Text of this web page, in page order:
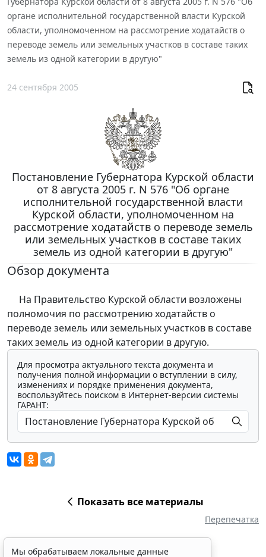
органе исполнительной государственной власти Курской
области, уполномоченном на рассмотрение ходатайств о
переводе земель или земельных участков в составе таких
земель из одной категории в другую"
24 сентября 2005
Постановление Губернатора Курской области
от 8 августа 2005 г. N 576 "Об органе
исполнительной государственной власти
Курской области, уполномоченном на
рассмотрение ходатайств о переводе земель
или земельных участков в составе таких
земель из одной категории в другую"
Обзор документа
На Правительство Курской области возложены
полномочия по рассмотрению ходатайств о
переводе земель или земельных участков в составе
таких земель из одной категории в другую.
Для просмотра актуального текста документа и
получения полной информации о вступлении в силу,
изменениях и порядке применения документа,
воспользуйтесь поиском в Интернет-версии системы
ГАРАНТ:
Показать все материалы
Перепечатка
Мы обрабатываем локальные данные